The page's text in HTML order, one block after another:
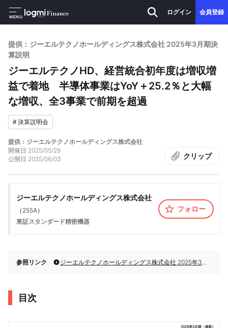
MENU
ログイン 会員登録
提供：ジーエルテクノホールディングス株式会社 2025年3月期決
算説明
ジーエルテクノHD、経営統合初年度は増収増
益で着地 半導体事業はYoY＋25.2％と大幅
な増収、全3事業で前期を超過
#決算説明会
提供：ジーエルテクノホールディングス株式会社
開催日 2025/05/28
公開日 2025/06/03 クリップ
ジーエルテクノホールディングス株式会社
（ 255A）
東証スタンダード精密機器
フォロー
参照リンク ジーエルテクノホールディングス株式会社 2025年3月期決算説明
目次